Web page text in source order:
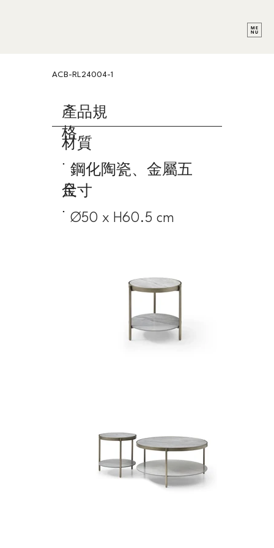
ACB-RL24004-1
產品規
格
材質
˙ 鋼化陶瓷、金屬五
金
尺寸
˙ Ø50 x H60.5 cm